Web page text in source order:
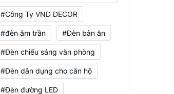
#Công Ty VND DECOR
#đèn âm trần #Đèn bàn ăn
#Đèn chiếu sáng văn phòng
#Đèn dân dụng cho căn hộ
#Đèn đường LED